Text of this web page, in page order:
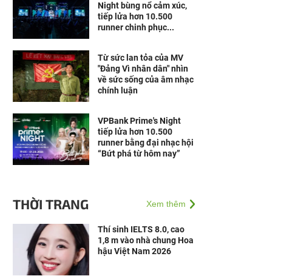
Night bùng nổ cảm xúc,
tiếp lửa hơn 10.500
runner chinh phục...
Từ sức lan tỏa của MV
"Đảng Vì nhân dân" nhìn
về sức sống của âm nhạc
chính luận
VPBank Prime's Night
tiếp lửa hơn 10.500
runner bằng đại nhạc hội
“Bứt phá từ hôm nay”
THỜI TRANG Xem thêm
Thí sinh IELTS 8.0, cao
1,8 m vào nhà chung Hoa
hậu Việt Nam 2026